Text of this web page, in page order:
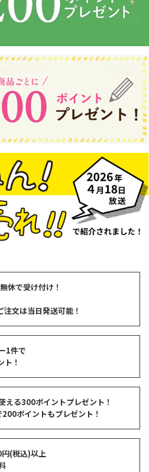
休で受け付け！
文は当日発送可能！
1件で
！
える300ポイントプレゼント！
200ポイントもプレゼント！
(税込)以上